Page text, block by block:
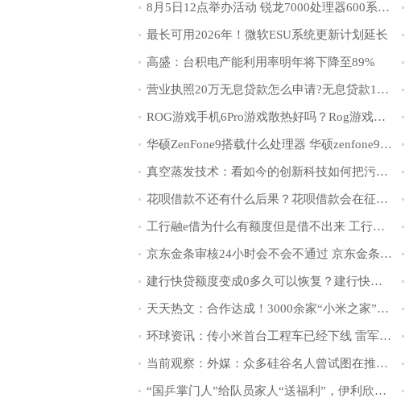
8月5日12点举办活动 锐龙7000处理器600系列主板亮相
最长可用2026年！微软ESU系统更新计划延长
高盛：台积电产能利用率明年将下降至89%
营业执照20万无息贷款怎么申请?无息贷款10万需要什么条件?
ROG游戏手机6Pro游戏散热好吗？Rog游戏手机为什么是腾讯？
华硕ZenFone9搭载什么处理器 华硕zenfone9国内上市吗
真空蒸发技术：看如今的创新科技如何把污水废物利用
花呗借款不还有什么后果？花呗借款会在征信报告上显示吗？
工行融e借为什么有额度但是借不出来 工行融e借有额度怎么借不出来
京东金条审核24小时会不会不通过 京东金条怎么协商延期还款
建行快贷额度变成0多久可以恢复？建行快贷有额度为什么申请不了？
天天热文：合作达成！3000余家“小米之家”门店将上线饿了么平台
环球资讯：传小米首台工程车已经下线 雷军曾直言“造车是被逼出来的选择”
当前观察：外媒：众多硅谷名人曾试图在推特交易中助力马斯克
“国乒掌门人”给队员家人“送福利”，伊利欣活为何被偏爱？